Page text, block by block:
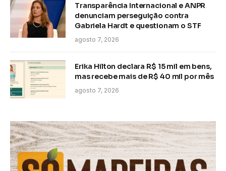
Transparência Internacional e ANPR
denunciam perseguição contra
Gabriela Hardt e questionam o STF
agosto 7, 2026
Erika Hilton declara R$ 15 mil em bens,
mas recebe mais de R$ 40 mil por mês
agosto 7, 2026